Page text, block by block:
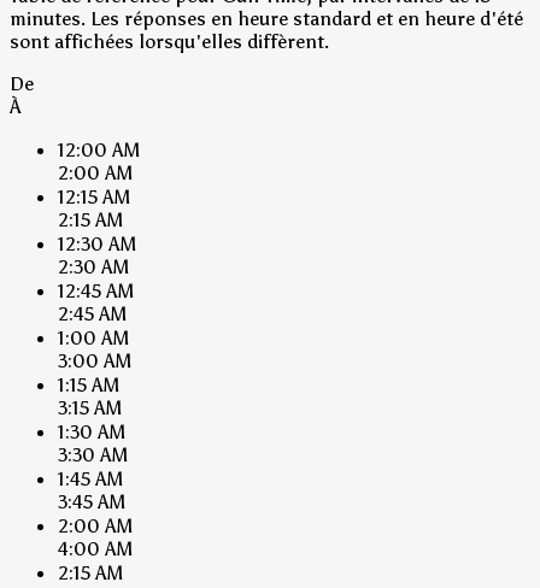
minutes. Les réponses en heure standard et en heure d'été
sont affichées lorsqu'elles diffèrent.
De
À
12:00 AM
2:00 AM
12:15 AM
2:15 AM
12:30 AM
2:30 AM
12:45 AM
2:45 AM
1:00 AM
3:00 AM
1:15 AM
3:15 AM
1:30 AM
3:30 AM
1:45 AM
3:45 AM
2:00 AM
4:00 AM
2:15 AM